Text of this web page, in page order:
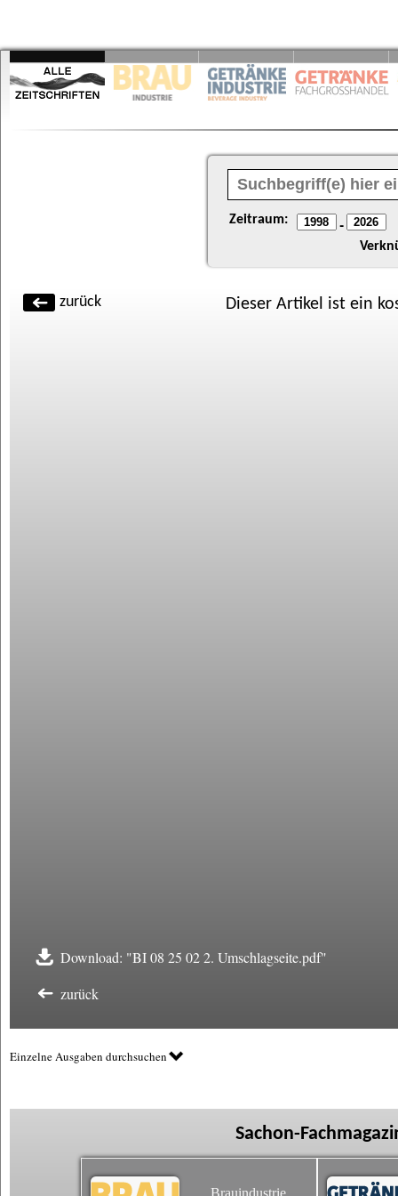
Zeitraum: -
zurück Dieser Artikel ist ein
Download: "BI 08 25 02 2. Umschlagseite.pdf"
zurück
Einzelne Ausgaben durchsuchen
Sachon-
Brauindustrie